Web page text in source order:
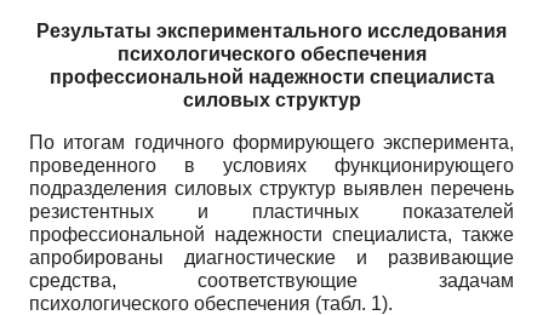
Результаты экспериментального исследования
психологического обеспечения
профессиональной надежности специалиста
силовых структур
По итогам годичного формирующего эксперимента,
проведенного в условиях функционирующего
подразделения силовых структур выявлен перечень
резистентных и пластичных показателей
профессиональной надежности специалиста, также
апробированы диагностические и развивающие
средства, соответствующие задачам
психологического обеспечения (табл. 1).